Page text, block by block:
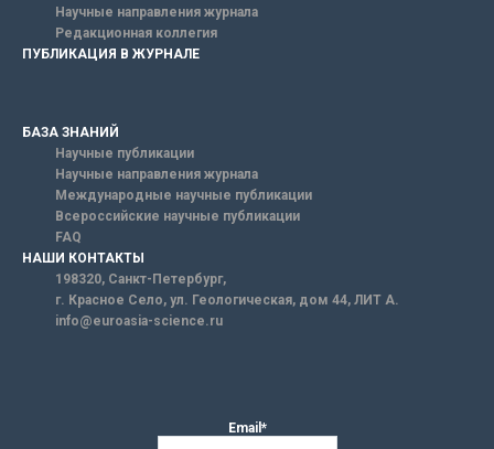
Научные направления журнала
Редакционная коллегия
ПУБЛИКАЦИЯ В ЖУРНАЛЕ
БАЗА ЗНАНИЙ
Научные публикации
Научные направления журнала
Международные научные публикации
Всероссийские научные публикации
FAQ
НАШИ КОНТАКТЫ
198320, Санкт-Петербург,
г. Красное Село, ул. Геологическая, дом 44, ЛИТ А.
info@euroasia-science.ru
Email*